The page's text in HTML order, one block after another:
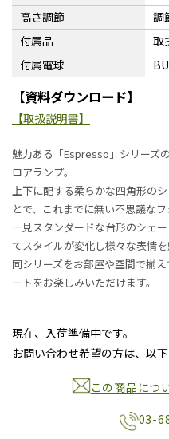
高さ調節
調
付属品
取
付属電球
【資料ダウンロード】
【取扱説明書】
魅力ある「Espresso」シリーズ
ロアランプ。
上下に配する柔らかな四角形の
とで、これまでに無い不思議な
一見スタンダードな台形のシェ
てスタイルが変化し様々な表情を
同シリーズをお部屋や空間で揃
ートをお楽しみいただけます。
現在、入荷準備中です。
お問い合わせ希望の方は、以下
この商品につ
03-